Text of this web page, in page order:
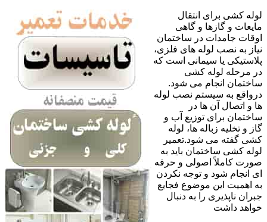
لوله کشی برای انتقال
مایعات و گازها و گاهی
اوقات جامدات در ساختمان
نیاز به نصب لوله های فلزی،
پلاستیکی یا سیمانی است که
در مرحله لوله کشی
ساختمان انجام می شود.
درواقع به سیستم نصب لوله
ها و اتصال آن ها در
ساختمان برای توزیع آب و
گاز و تخلیه زباله ها، لوله
کشی گفته می شود.تعمیر
لوله کشی ساختمان باید به
صورت کاملاً اصولی و حرفه
ای انجام شود و توجه نکردن
به اهمیت این موضوع فجایع
جبران ناپذیری را به دنبال
خواهد داشت